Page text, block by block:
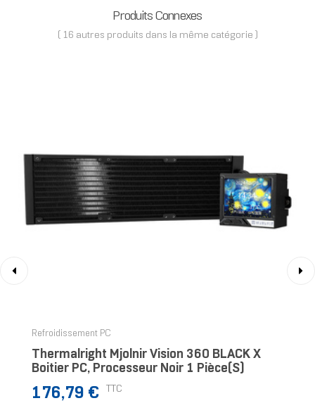
Produits Connexes
( 16 autres produits dans la même catégorie )
Refroidissement PC
Thermalright Mjolnir Vision 360 BLACK X
Boitier PC, Processeur Noir 1 Pièce(s)
Prix
176,79 € TTC